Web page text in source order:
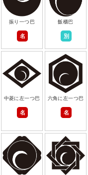
振り一つ巴
名
飯櫃巴
別
中菱に左一つ巴
名
六角に左一つ巴
名